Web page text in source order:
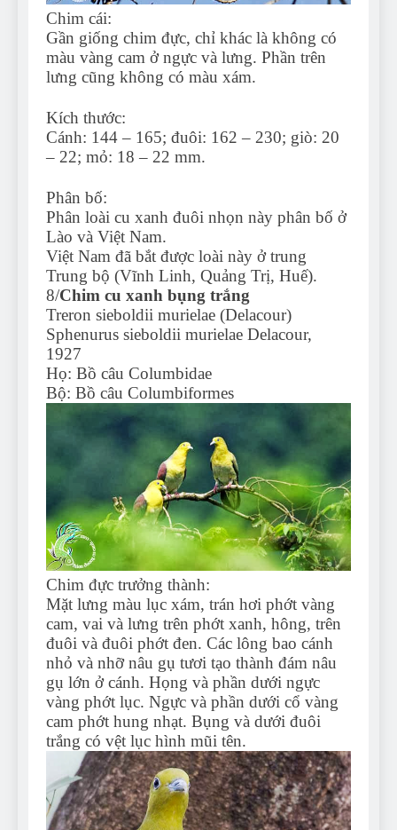
Chim cái:
Gần giống chim đực, chỉ khác là không có
màu vàng cam ở ngực và lưng. Phần trên
lưng cũng không có màu xám.
Kích thước:
Cánh: 144 – 165; đuôi: 162 – 230; giò: 20
– 22; mỏ: 18 – 22 mm.
Phân bố:
Phân loài cu xanh đuôi nhọn này phân bố ở
Lào và Việt Nam.
Việt Nam đã bắt được loài này ở trung
Trung bộ (Vĩnh Linh, Quảng Trị, Huế).
8/Chim cu xanh bụng trắng
Treron sieboldii murielae (Delacour)
Sphenurus sieboldii murielae Delacour,
1927
Họ: Bồ câu Columbidae
Bộ: Bồ câu Columbiformes
Chim đực trưởng thành:
Mặt lưng màu lục xám, trán hơi phớt vàng
cam, vai và lưng trên phớt xanh, hông, trên
đuôi và đuôi phớt đen. Các lông bao cánh
nhỏ và nhỡ nâu gụ tươi tạo thành đám nâu
gụ lớn ở cánh. Họng và phần dưới ngực
vàng phớt lục. Ngực và phần dưới cổ vàng
cam phớt hung nhạt. Bụng và dưới đuôi
trắng có vệt lục hình mũi tên.